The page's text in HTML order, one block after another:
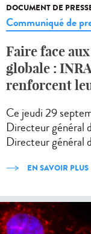
DOCUMENT DE
Communiqué de
Faire face
globale :
renforcent
Ce jeudi 29
Directeur général
Directeur général
EN SAVOIR PLUS